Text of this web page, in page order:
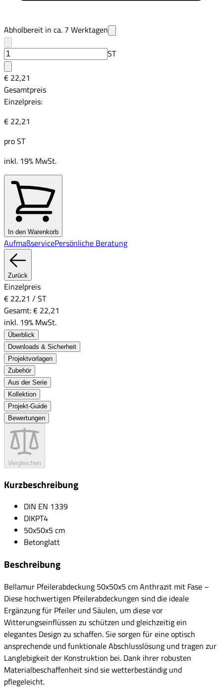
Abholbereit in ca. 7 Werktagen
ST
€ 22,21
Gesamtpreis
Einzelpreis:
€ 22,21
proST
inkl. 19% MwSt.
In den Warenkorb
AufmaßservicePersönliche Beratung
Zurück
Einzelpreis
€ 22,21 / ST
Gesamt:€ 22,21
inkl. 19% MwSt.
Überblick
Downloads & Sicherheit
Projektvorlagen
Zubehör
Aus der Serie
Kollektion
Projekt-Guide
Bewertungen
Vergleichen
Kurzbeschreibung
DIN EN 1339
DIKPT4
50x50x5 cm
Betonglatt
Beschreibung
Bellamur Pfeilerabdeckung 50x50x5 cm Anthrazit mit Fase –
Diese hochwertigen Pfeilerabdeckungen sind die ideale
Ergänzung für Pfeiler und Säulen, um diese vor
Witterungseinflüssen zu schützen und gleichzeitig ein
elegantes Design zu schaffen. Sie sorgen für eine optisch
ansprechende und funktionale Abschlusslösung und tragen zur
Langlebigkeit der Konstruktion bei. Dank ihrer robusten
Materialbeschaffenheit sind sie wetterbeständig und
pflegeleicht.